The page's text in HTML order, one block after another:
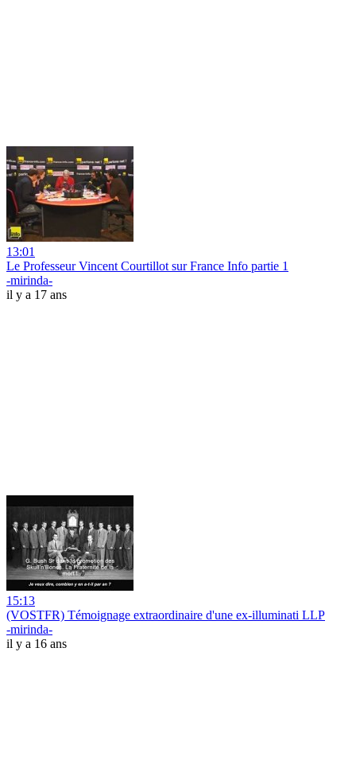
13:01
Le Professeur Vincent Courtillot sur France Info partie 1
-mirinda-
il y a 17 ans
15:13
(VOSTFR) Témoignage extraordinaire d'une ex-illuminati LLP
-mirinda-
il y a 16 ans